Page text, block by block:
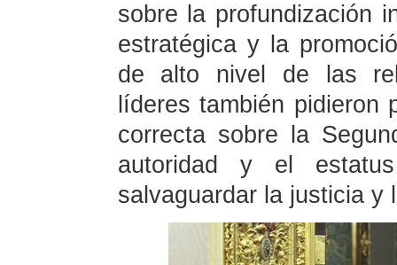
sobre la profundización
estratégica y la
de alto nivel de las
líderes también pidieron
correcta sobre la
autoridad y el
salvaguardar la justicia y